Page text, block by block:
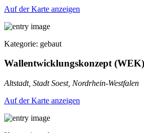
Auf der Karte anzeigen
Kategorie: gebaut
Wallentwicklungskonzept (WEK)
Altstadt, Stadt Soest, Nordrhein-Westfalen
Auf der Karte anzeigen